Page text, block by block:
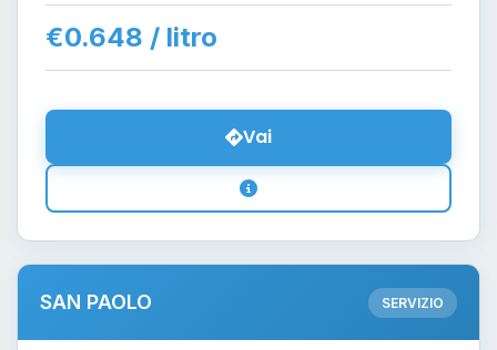
€0.648 / litro
Vai
SAN PAOLO SERVIZIO